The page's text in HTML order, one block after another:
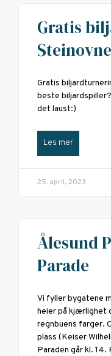
Gratis
Gratis
beste
det laust:)
Les mer
25. april, 2023
Ålesund
Parade
Vi fyller bygatene
heier på kjærlighet
regnbuens farger.
plass (Keiser
Paraden går kl.